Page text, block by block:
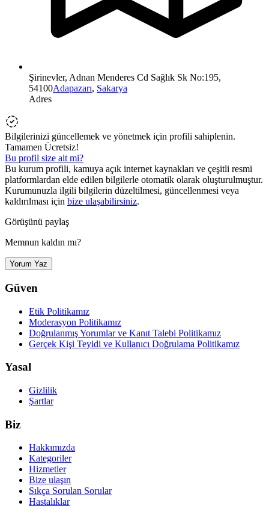
Şirinevler, Adnan Menderes Cd Sağlık Sk No:195,
54100Adapazarı, Sakarya
Adres
Bilgilerinizi güncellemek ve yönetmek için profili sahiplenin.
Tamamen Ücretsiz!
Bu profil size ait mi?
Bu kurum profili, kamuya açık internet kaynakları ve çeşitli resmi
platformlardan elde edilen bilgilerle otomatik olarak oluşturulmuştur.
Kurumunuzla ilgili bilgilerin düzeltilmesi, güncellenmesi veya
kaldırılması için bize ulaşabilirsiniz.
Görüşünü paylaş
Memnun kaldın mı?
Yorum Yaz
Güven
Etik Politikamız
Moderasyon Politikamız
Doğrulanmış Yorumlar ve Kanıt Talebi Politikamız
Gerçek Kişi Teyidi ve Kullanıcı Doğrulama Politikamız
Yasal
Gizlilik
Şartlar
Biz
Hakkımızda
Kategoriler
Hizmetler
Bize ulaşın
Sıkça Sorulan Sorular
Hastalıklar